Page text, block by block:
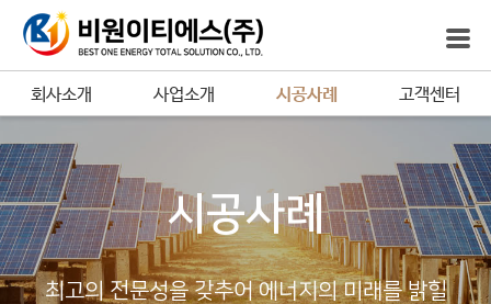
회사소개 사업소개 시공사례 고객센터
시공사례
최고의 전문성을 갖추어 에너지의 미래를 밝힐